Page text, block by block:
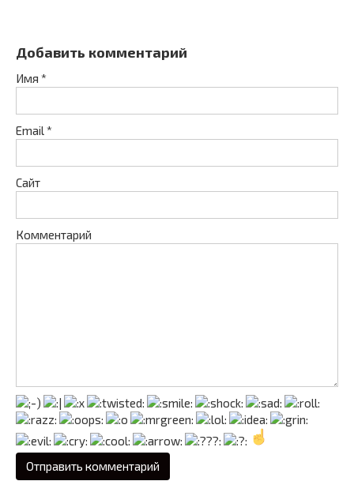
Добавить комментарий
Имя *
Email*
Сайт
Комментарий